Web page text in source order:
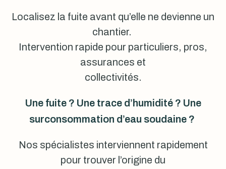
Localisez la fuite avant qu’elle ne devienne un
chantier.
Intervention rapide pour particuliers, pros,
assurances et
collectivités.
Une fuite ? Une trace d’humidité ? Une
surconsommation d’eau soudaine ?
Nos spécialistes interviennent rapidement
pour trouver l’origine du